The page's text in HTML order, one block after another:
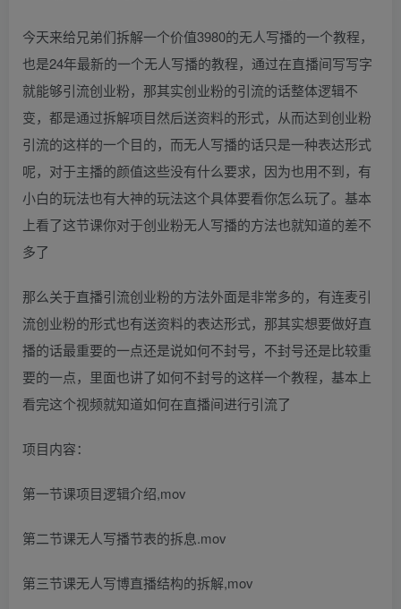
今天来给兄弟们拆解一个价值3980的无人写播的一个教程，
也是24年最新的一个无人写播的教程，通过在直播间写写字
就能够引流创业粉，那其实创业粉的引流的话整体逻辑不
变，都是通过拆解项目然后送资料的形式，从而达到创业粉
引流的这样的一个目的，而无人写播的话只是一种表达形式
呢，对于主播的颜值这些没有什么要求，因为也用不到，有
小白的玩法也有大神的玩法这个具体要看你怎么玩了。基本
上看了这节课你对于创业粉无人写播的方法也就知道的差不
多了
那么关于直播引流创业粉的方法外面是非常多的，有连麦引
流创业粉的形式也有送资料的表达形式，那其实想要做好直
播的话最重要的一点还是说如何不封号，不封号还是比较重
要的一点，里面也讲了如何不封号的这样一个教程，基本上
看完这个视频就知道如何在直播间进行引流了
项目内容：
第一节课项目逻辑介绍,mov
第二节课无人写播节表的拆息.mov
第三节课无人写博直播结构的拆解,mov